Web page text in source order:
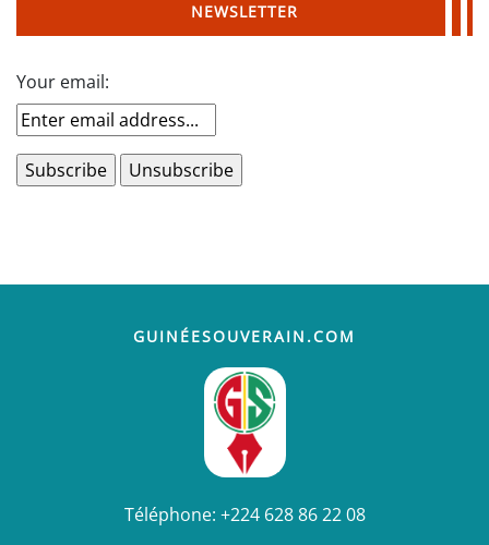
NEWSLETTER
Your email:
GUINÉESOUVERAIN.COM
Téléphone: +224 628 86 22 08